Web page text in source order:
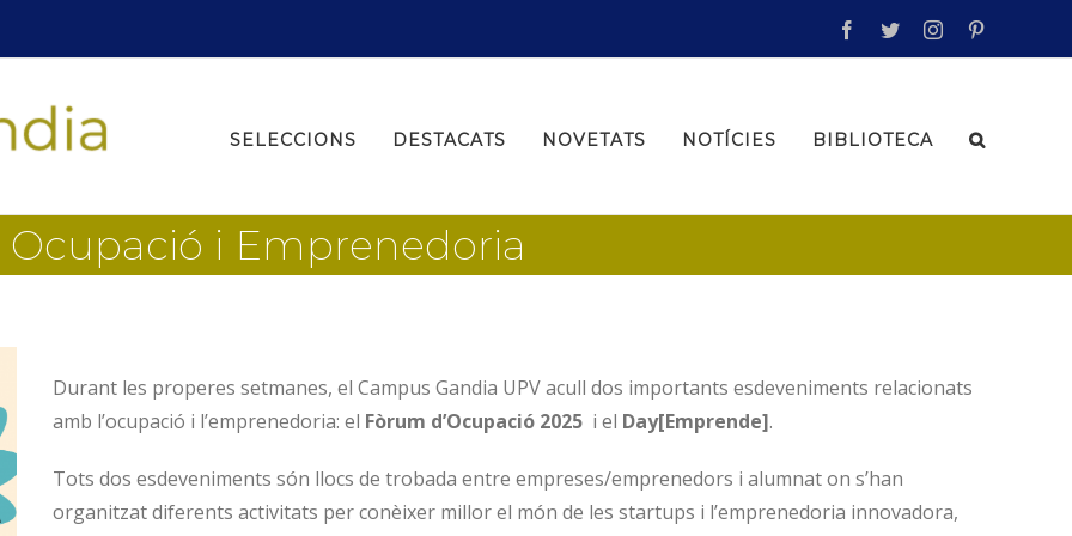
facebook
twitterinstagram
Search
SELECCIONS DESTACATS NOVETATS NOTÍCIES BIBLIOTECA
Ocupació i Emprenedoria
Durant les properes setmanes, el Campus Gandia UPV acull dos importants esdeveniments relacionats
amb l’ocupació i l’emprenedoria: el Fòrum d’Ocupació 2025i el Day[Emprende].
Tots dos esdeveniments són llocs de trobada entre empreses/emprenedors i alumnat on s’han
organitzat diferents activitats per conèixer millor el món de les startups i l’emprenedoria innovadora,